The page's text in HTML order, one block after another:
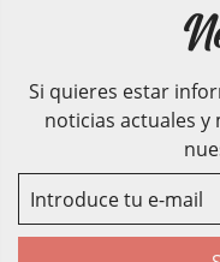
Si quieres estar
noticias actuales y